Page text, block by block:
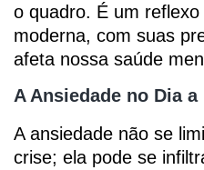
o quadro. É um
moderna, com suas
afeta nossa saúde
A Ansiedade no Dia a
A ansiedade não se
crise; ela pode se